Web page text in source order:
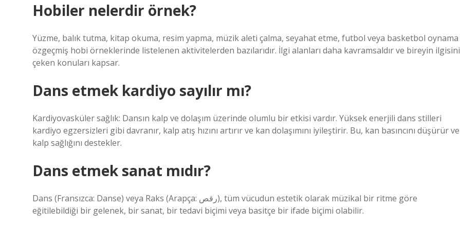
Hobiler nelerdir örnek?
Yüzme, balık tutma, kitap okuma, resim yapma, müzik aleti çalma, seyahat etme, futbol veya basketbol oynama
özgeçmiş hobi örneklerinde listelenen aktivitelerden bazılarıdır. İlgi alanları daha kavramsaldır ve bireyin ilgisini
çeken konuları kapsar.
Dans etmek kardiyo sayılır mı?
Kardiyovasküler sağlık: Dansın kalp ve dolaşım üzerinde olumlu bir etkisi vardır. Yüksek enerjili dans stilleri
kardiyo egzersizleri gibi davranır, kalp atış hızını artırır ve kan dolaşımını iyileştirir. Bu, kan basıncını düşürür ve
kalp sağlığını destekler.
Dans etmek sanat mıdır?
Dans (Fransızca: Danse) veya Raks (Arapça: رقص), tüm vücudun estetik olarak müzikal bir ritme göre
eğitilebildiği bir gelenek, bir sanat, bir tedavi biçimi veya basitçe bir ifade biçimi olabilir.